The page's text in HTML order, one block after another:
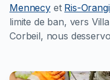
Mennecyet Ris-
limite de ban, vers
Corbeil, nous